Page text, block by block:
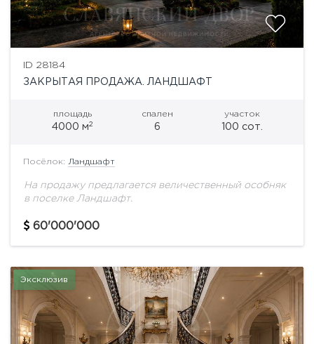
ID 28184
ЗАКРЫТАЯ ПРОДАЖА. ЛАНДШАФТ
площадь
4000 м2
спален
6
участок
100 сот.
Посёлок: Ландшафт
На продажу предлагается величественный особняк
в поселке Ландшафт.
60'000'000
Эксклюзив